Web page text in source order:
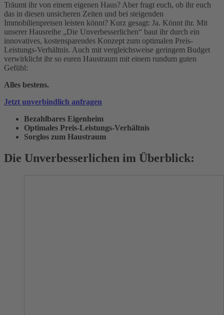
Träumt ihr von einem eigenen Haus? Aber fragt euch, ob ihr euch
das in diesen unsicheren Zeiten und bei steigenden
Immobilienpreisen leisten könnt? Kurz gesagt: Ja. Könnt ihr. Mit
unserer Hausreihe „Die Unverbesserlichen“ baut ihr durch ein
innovatives, kostensparendes Konzept zum optimalen Preis-
Leistungs-Verhältnis. Auch mit vergleichsweise geringem Budget
verwirklicht ihr so euren Haustraum mit einem rundum guten
Gefühl:
Alles bestens.
Jetzt unverbindlich anfragen
Bezahlbares Eigenheim
Optimales Preis-Leistungs-Verhältnis
Sorglos zum Haustraum
Die Unverbesserlichen im Überblick: